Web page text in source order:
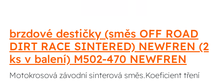
brzdové destičky (směs OFF ROAD
DIRT RACE SINTERED) NEWFREN (2
ks v balení) M502-470 NEWFREN
Motokrosová závodní sinterová směs.Koeficient tření